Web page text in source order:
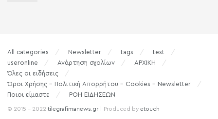
All categories Newsletter tags
test
useronline
Ανάρτηση σχολίων
ΑΡΧΙΚΗ
Όλες οι ειδήσεις
Όροι Χρήσης – Πολιτική Απορρήτου – Cookies – Newsletter
Ποιοι είμαστε
ΡΟΗ ΕΙΔΗΣΕΩΝ
© 2015 - 2022 tilegrafimanews.gr| Produced by etouch